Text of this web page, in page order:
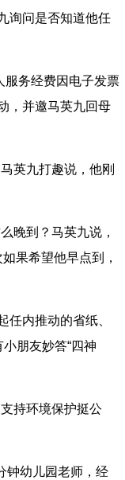
询问是否知道他任
务经费因电子发票
，并邀马英九回母
英九打趣说，他刚
晚到？马英九说，
果希望他早点到，
内推动的省纸、
小朋友妙答“四神
持环境保护挺公
幼儿园老师，经